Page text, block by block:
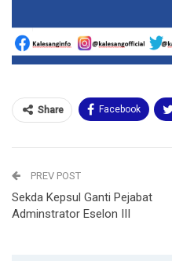
Share Facebook
PREV POST
Sekda Kepsul Ganti Pejabat
Adminstrator Eselon III